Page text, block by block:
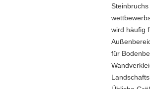
wird häufig
für